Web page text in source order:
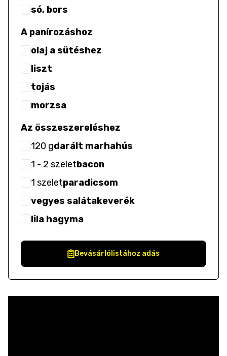
só, bors
A panírozáshoz
olaj a sütéshez
liszt
tojás
morzsa
Az összeszereléshez
120 gdarált marhahús
1 - 2 szeletbacon
1 szeletparadicsom
vegyes salátakeverék
lila hagyma
Bevásárlólistához adás